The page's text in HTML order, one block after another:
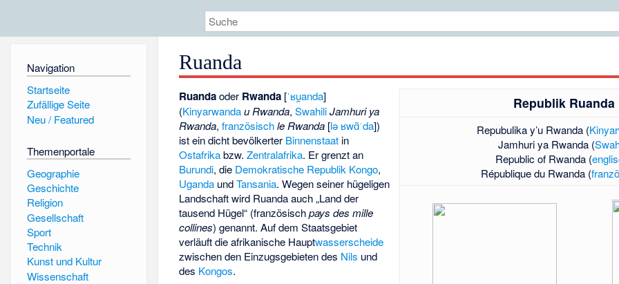
Navigation
Startseite
Zufällige Seite
Neu / Featured
Themenportale
Geographie
Geschichte
Religion
Gesellschaft
Sport
Technik
Kunst und Kultur
Wissenschaft
Ruanda
Republik Ruanda
Repubulika y’u Rwanda (
Jamhuri ya Rwanda (
Republic of Rwanda (
République du Rwanda (
Ruandaoder Rwanda [ˈʁu̯anda]
(Kinyarwanda u Rwanda,Swahili Jamhuri ya
Rwanda,französisch le Rwanda [lə ʁwɑ̃ˈda])
ist ein dicht bevölkerter Binnenstaat in
Ostafrikabzw.Zentralafrika. Er grenzt an
Burundi, die Demokratische Republik Kongo,
Uganda undTansania. Wegen seiner hügeligen
Landschaft wird Ruanda auch „Land der
tausend Hügel“ (französischpays des mille
collines) genannt. Auf dem Staatsgebiet
verläuft die afrikanische Hauptwasserscheide
zwischen den Einzugsgebieten des Nils und
des Kongos.